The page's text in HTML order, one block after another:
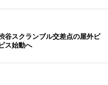
谷スクランブル交差点の屋外ビ
ス始動へ